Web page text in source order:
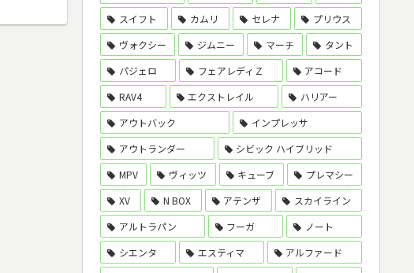
スイフト
カムリ セレナ
プリウス
ヴォクシー
ジムニー マーチ
タント
パジェロ
フェアレディＺ
アコード
RAV4
エクストレイル
ハリアー
アウトバック
インプレッサ
アウトランダー
シビック ハイブリッド
MPV
ヴィッツ キューブ
プレマシー
XV
N BOX アテンザ
スカイライン
アルトラパン
フーガ
ノート
シエンタ
エスティマ
アルファード